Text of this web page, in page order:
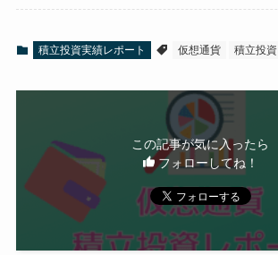
積立投資実績レポート 仮想通貨 積立投資
この記事が気に入ったら
フォローしてね！